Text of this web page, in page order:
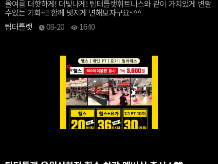
올여름 더핫하게! 더빛나게! 팀터틀랫휘트니스와 같이 가치있게 변할
수있는 기회~!! 함께 멋지게 변해보자구요~^^
팀터틀랫
08-20 1640